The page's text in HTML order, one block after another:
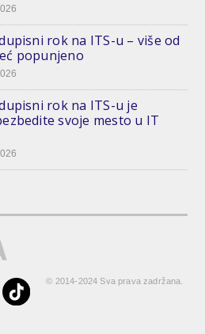
rok na ITS-u – više od
popunjeno
rok na ITS-u je
svoje mesto u IT
© 2014-2024 Sva prava zadržana.